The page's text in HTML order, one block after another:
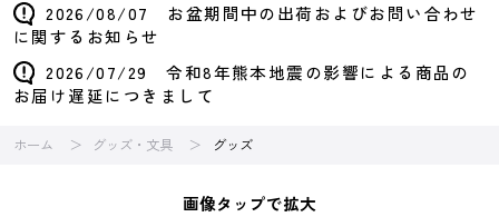
2026/08/07 お盆期間中の出荷およびお問い合わせ
に関するお知らせ
2026/07/29 令和8年熊本地震の影響による商品の
お届け遅延につきまして
ホーム グッズ・文具 グッズ
画像タップで拡大